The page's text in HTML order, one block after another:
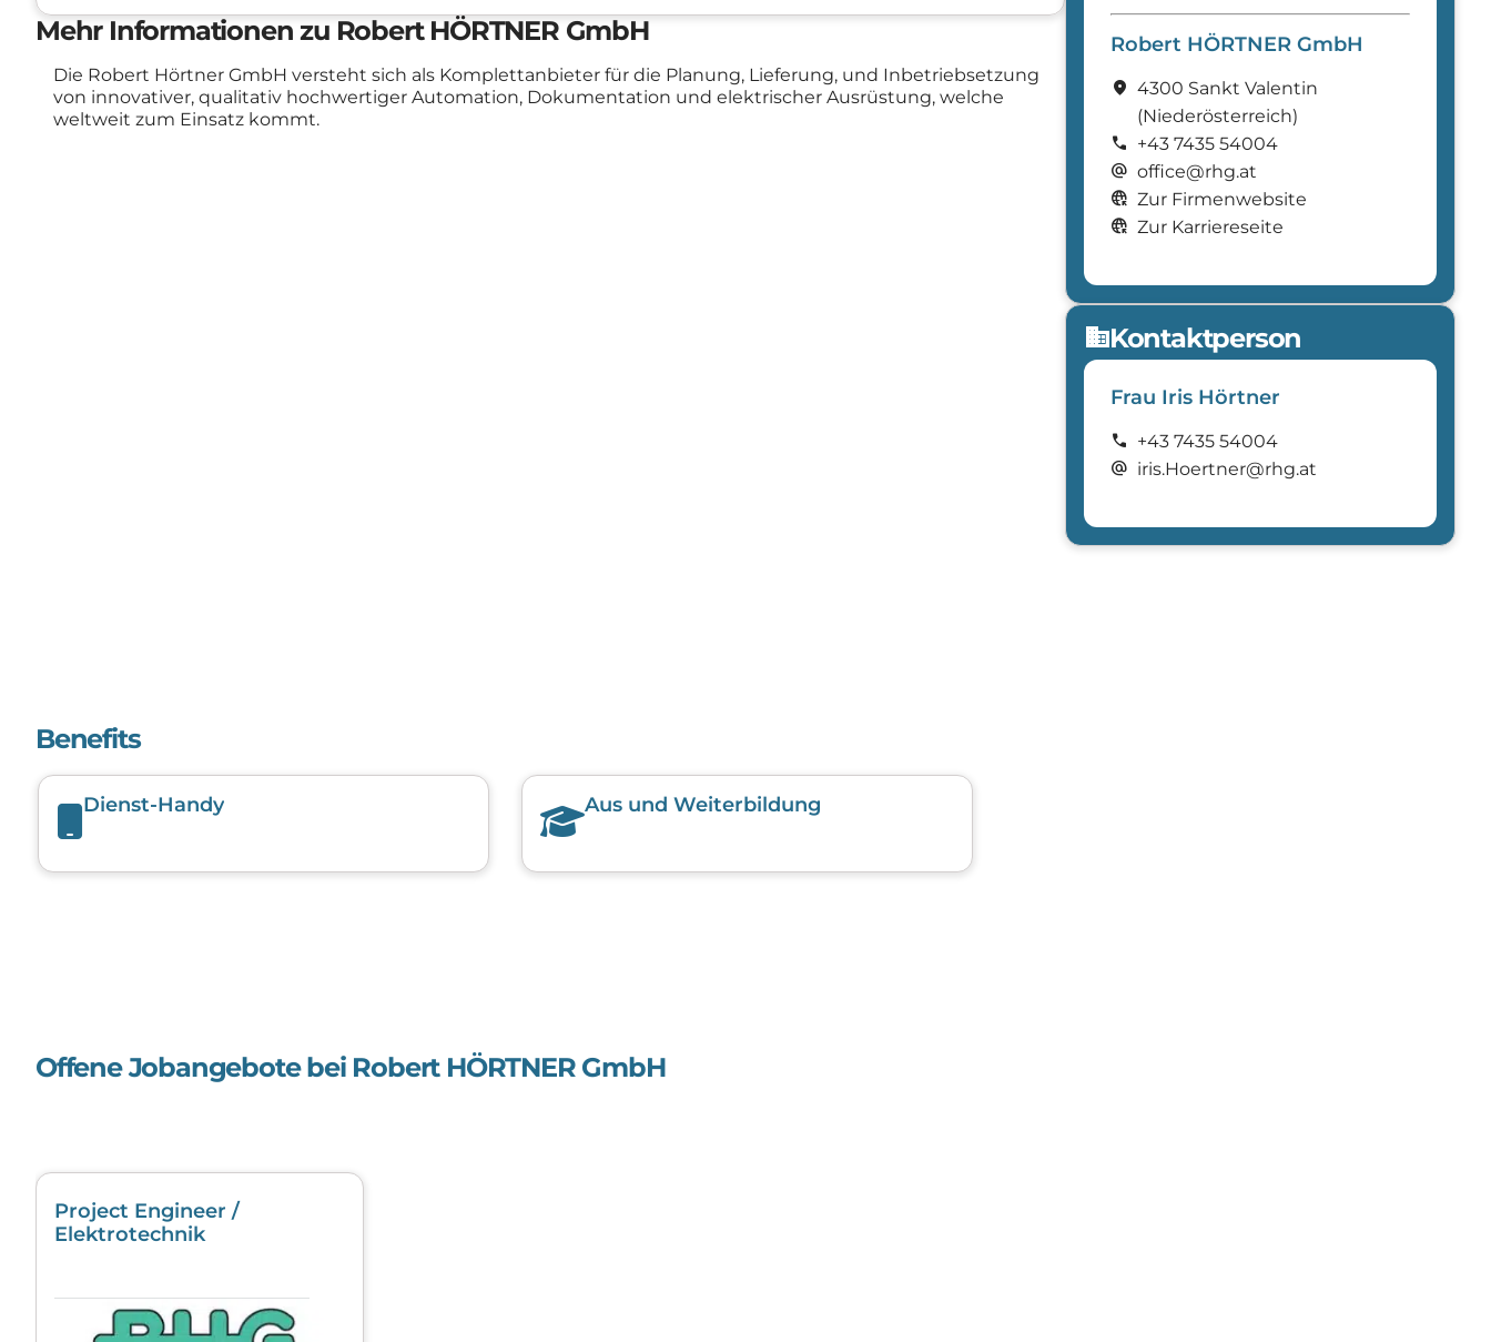
Mehr Informationen zu Robert HÖRTNER GmbH
Die Robert Hörtner GmbH versteht sich als Komplettanbieter für die Planung, Lieferung, und Inbetriebsetzung
von innovativer, qualitativ hochwertiger Automation, Dokumentation und elektrischer Ausrüstung, welche
weltweit zum Einsatz kommt.
Robert HÖRTNER GmbH
location_on 4300 Sankt Valentin
(Nieder­österreich)
call +43 7435 54004
alternate_email office@rhg.at
captive_portal Zur Firmenwebsite
captive_portal Zur Karriereseite
domainKontaktperson
Frau Iris Hörtner
call +43 7435 54004
alternate_email iris.Hoertner@rhg.at
Benefits
Dienst-Handy Aus und Weiterbildung
Offene Jobangebote bei Robert HÖRTNER GmbH
Project Engineer /
Elektrotechnik